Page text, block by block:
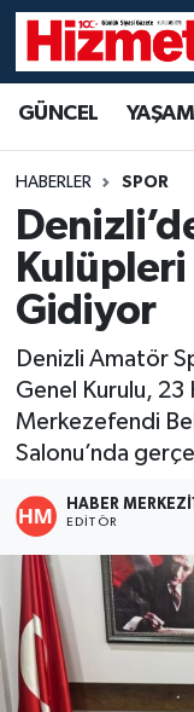
GÜNCEL YAŞAM
HABERLER SPOR
Kulüpleri
Gidiyor
Denizli Amatör
Genel Kurulu, 23
Merkezefendi
Salonu’nda
HABER MERKEZI1
EDITÖR
YAŞAM
SİYASET
SAĞLIK
EKONOMİ
KÜLTÜR
SPOR
MAGAZİN
ÖZEL HABER
DTO
RESMİ
Denizli Hava
Denizli
Süper Lig
Tüm
Son Dakika
Haber Arşivi